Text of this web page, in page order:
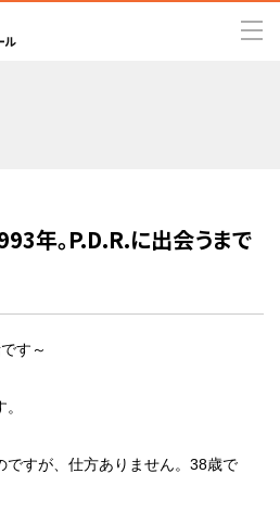
年。P.D.R.に出会うまで
す～
ですが、仕方ありません。38歳で